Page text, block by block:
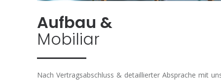
Aufbau &
Mobiliar
Nach Vertragsabschluss & detaillierter Absprache mit